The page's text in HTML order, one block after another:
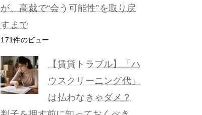
が、高裁で“会う可能性”を取り戻
すまで
171件のビュー
【賃貸トラブル】「ハ
ウスクリーニング代」
は払わなきゃダメ？